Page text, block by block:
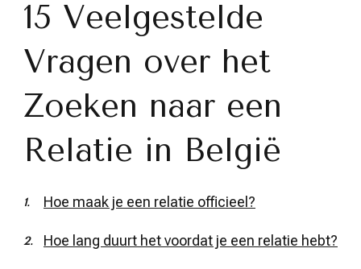
15 Veelgestelde
Vragen over het
Zoeken naar een
Relatie in België
Hoe maak je een relatie officieel?
Hoe lang duurt het voordat je een relatie hebt?